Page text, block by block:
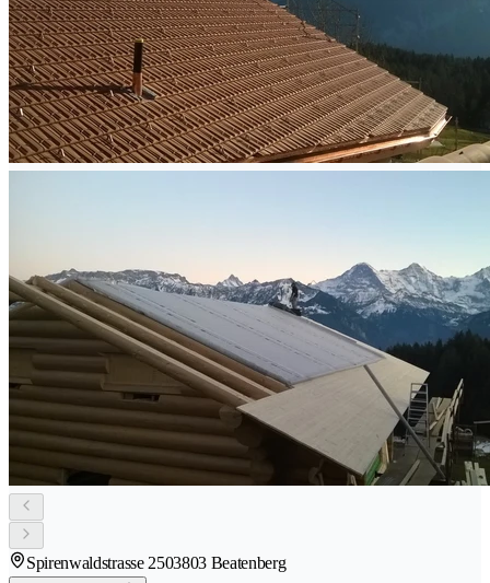
Spirenwaldstrasse 2503803 Beatenberg